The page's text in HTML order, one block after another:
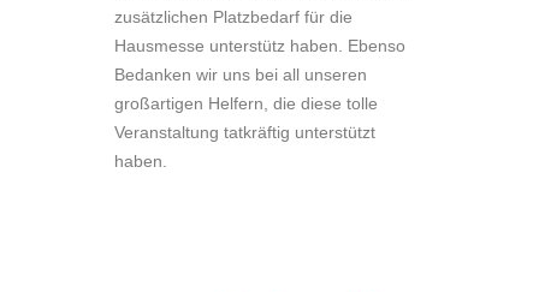
zusätzlichen Platzbedarf für die
Hausmesse unterstütz haben. Ebenso
Bedanken wir uns bei all unseren
großartigen Helfern, die diese tolle
Veranstaltung tatkräftig unterstützt
haben.